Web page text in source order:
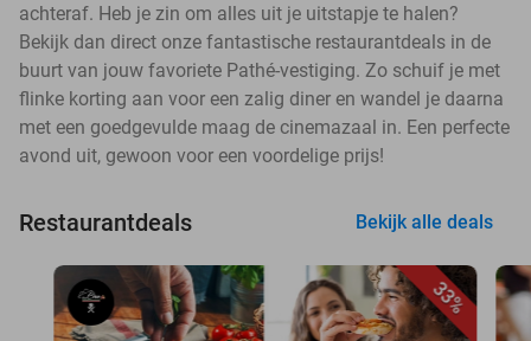
achteraf. Heb je zin om alles uit je uitstapje te halen?
Bekijk dan direct onze fantastische restaurantdeals in de
buurt van jouw favoriete Pathé-vestiging. Zo schuif je met
flinke korting aan voor een zalig diner en wandel je daarna
met een goedgevulde maag de cinemazaal in. Een perfecte
avond uit, gewoon voor een voordelige prijs!
Restaurantdeals Bekijk alle deals
33%